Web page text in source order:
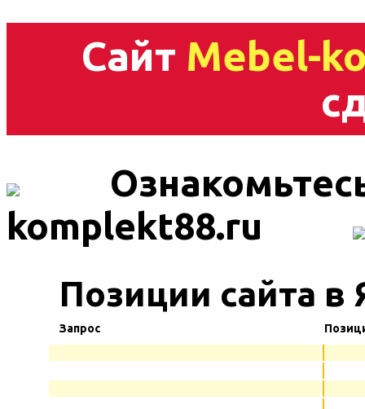
Сайт Mebel-
komplekt88.ru
Позиции сайта в
Запрос